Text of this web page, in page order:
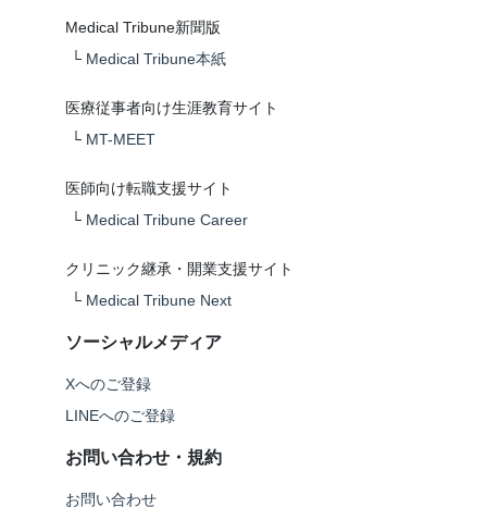
Medical Tribune新聞版
└ Medical Tribune本紙
医療従事者向け生涯教育サイト
└ MT-MEET
医師向け転職支援サイト
└ Medical Tribune Career
クリニック継承・開業支援サイト
└ Medical Tribune Next
ソーシャルメディア
Xへのご登録
LINEへのご登録
お問い合わせ・規約
お問い合わせ